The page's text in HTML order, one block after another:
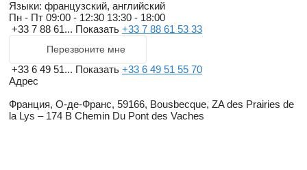
Языки: французский, английский
Пн - Пт 09:00 - 12:30 13:30 - 18:00
+33 7 88 61... Показать +33 7 88 61 53 33
Перезвоните мне
+33 6 49 51... Показать +33 6 49 51 55 70
Адрес
Франция, О-де-Франс, 59166, Bousbecque, ZA des Prairies de
la Lys – 174 B Chemin Du Pont des Vaches